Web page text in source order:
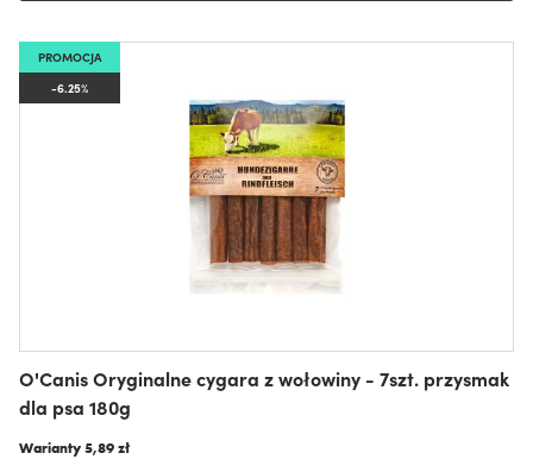
PROMOCJA
-6.25%
O'Canis Oryginalne cygara z wołowiny - 7szt. przysmak
dla psa 180g
Warianty5,89 zł